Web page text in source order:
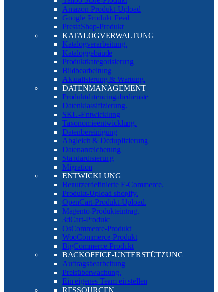
Amazon-Produkt-Upload
Google-Produkt-Feed
PrestaShop-Produkt
KATALOGVERWALTUNG
Katalogverarbeitung.
Kataloggebäude
Produktkategorisierung
Bildbearbeitung
Aktualisierung & Wartung.
DATENMANAGEMENT
Produktdateneingabedienste
Datenklassifizierung.
SKU-Entwicklung
Taxonomieentwicklung.
Datenbereinigung
Abgleich & Deduplizierung
Datenanreicherung
Standardisierung
Migration
ENTWICKLUNG
Benutzerdefinierte E-Commerce.
Produkt-Upload shopify.
OpenCart-Produkt-Upload.
Magento-Produkteintrag.
3dCart-Produkt
OsCommerce-Produkt
WooCommerce-Produkt
BigCommerce-Produkt
BACKOFFICE-UNTERSTÜTZUNG
Auftragsbearbeitung
Preisüberwachung.
Ein eigenes Team einstellen
RESSOURCEN